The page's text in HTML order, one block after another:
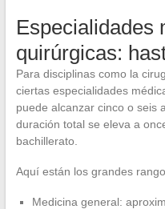
Especialidades
quirúrgicas:
Para disciplinas como la
ciertas especialidades
puede alcanzar cinco o seis
duración total se eleva a
bachillerato.
Aquí están los grandes
Medicina general: